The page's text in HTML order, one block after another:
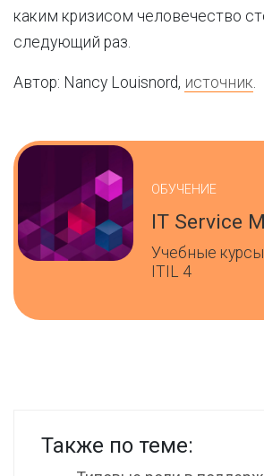
каким кризисом человечество
следующий раз.
Автор: Nancy Louisnord, источник.
ОБУЧЕНИЕ
IT Service
Учебные
ITIL 4
Также по теме: